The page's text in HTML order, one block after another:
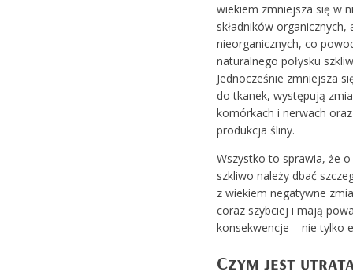
wiekiem zmniejsza się w
składników organicznych,
nieorganicznych, co
naturalnego połysku
Jednocześnie zmniejsza
do tkanek, występują
komórkach i nerwach
produkcja śliny.
Wszystko to sprawia, że o
szkliwo należy dbać
z wiekiem negatywne
coraz szybciej i mają
konsekwencje – nie tylko
Czym jest